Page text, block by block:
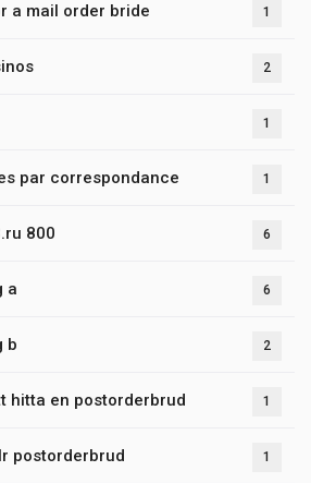
a mail order bride 1
2
1
par correspondance 1
800 6
a 6
b 2
hitta en postorderbrud 1
postorderbrud 1